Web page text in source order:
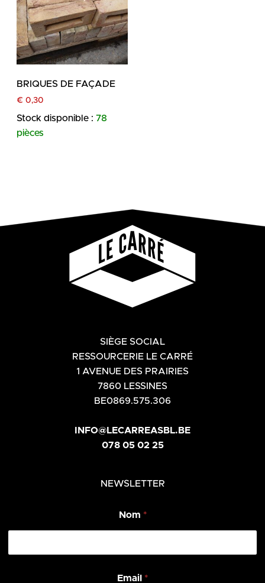
BRIQUES DE FAÇADE
€ 0,30
Stock disponible : 78
pièces
SIÈGE SOCIAL
RESSOURCERIE LE CARRÉ
1 AVENUE DES PRAIRIES
7860 LESSINES
BE0869.575.306
INFO@LECARREASBL.BE
078 05 02 25
NEWSLETTER
o
m
Nom *
Email *